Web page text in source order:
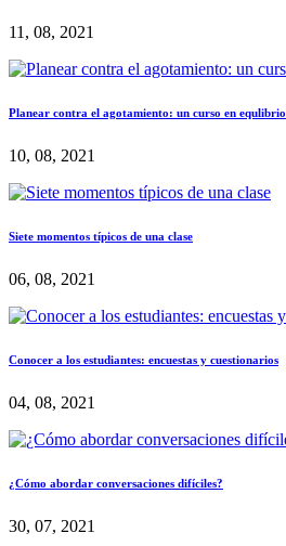
11, 08, 2021
Planear contra el agotamiento: un curso en equlibrio
10, 08, 2021
Siete momentos típicos de una clase
06, 08, 2021
Conocer a los estudiantes: encuestas y cuestionarios
04, 08, 2021
¿Cómo abordar conversaciones difíciles?
30, 07, 2021